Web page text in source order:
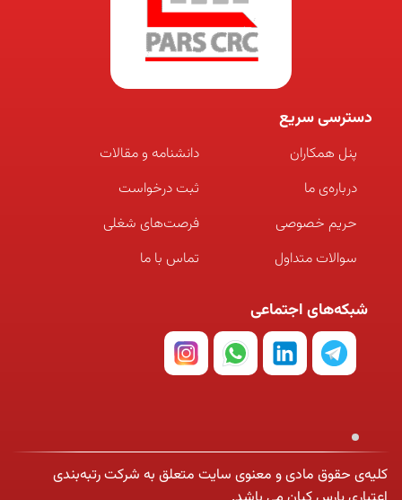
دسترسی سریع
پنل همکاران
درباره‌ی ما
حریم خصوصی
سوالات متداول
دانشنامه و مقالات
ثبت درخواست
فرصت‌های شغلی
تماس با ما
شبکه‌های اجتماعی
کلیه‌ی حقوق مادی و معنوی سایت متعلق به شرکت رتبه‌بندی